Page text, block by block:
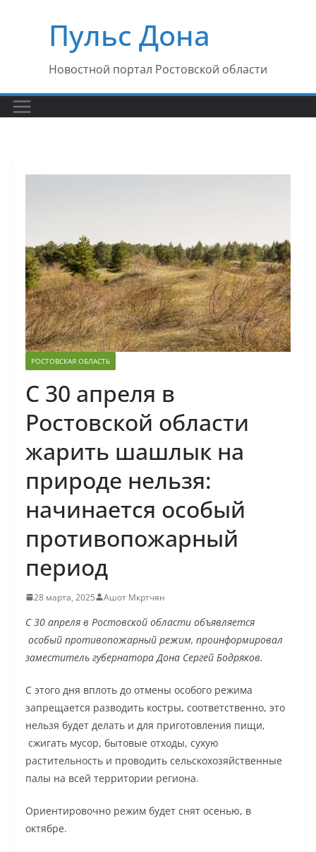
содержимомуПульс Дона
Новостной портал Ростовской области
РОСТОВСКАЯ ОБЛАСТЬ
С 30 апреля в
Ростовской области
жарить шашлык на
природе нельзя:
начинается особый
противопожарный
период
28 марта, 2025 Ашот Мкртчян
С 30 апреля в Ростовской области объявляется
особый противопожарный режим, проинформировал
заместитель губернатора Дона Сергей Бодряков.
С этого дня вплоть до отмены особого режима
запрещается разводить костры, соответственно, это
нельзя будет делать и для приготовления пищи,
сжигать мусор, бытовые отходы, сухую
растительность и проводить сельскохозяйственные
палы на всей территории региона.
Ориентировочно режим будет снят осенью, в
октябре.